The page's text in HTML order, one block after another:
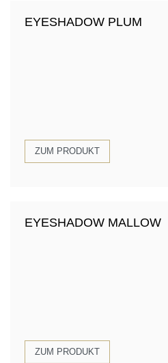
EYESHADOW PLUM
ZUM PRODUKT
EYESHADOW MALLOW
ZUM PRODUKT